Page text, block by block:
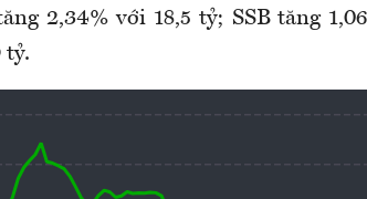
2,34% với 18,5 tỷ; SSB tăng
tỷ.